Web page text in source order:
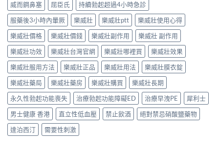
威而鋼鼻塞
屈臣氏
持續勃起超過4小時急診
服藥後3小時內暈厥
樂威壯 樂威壯ptt
樂威壯使用心得
樂威壯價格
樂威壯價錢 樂威壯副作用
樂威壯 副作用
樂威壯功效
樂威壯台灣官網 樂威壯哪裡買
樂威壯效果
樂威壯服用方法
樂威壯正品 樂威壯用法
樂威壯膜衣錠
樂威壯藥局
樂威壯藥房 樂威壯購買
樂威壯長期
永久性勃起功能喪失
治療勃起功能障礙ED 治療早洩PE
犀利士
男士健康 香港
直立性低血壓 禁止飲酒
絕對禁忌硝酸鹽藥物
達泊西汀
需要性刺激